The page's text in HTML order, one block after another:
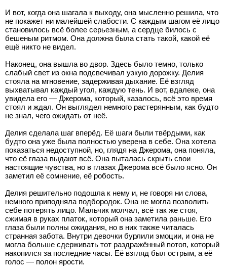
И вот, когда она шагала к выходу, она мысленно решила, что
не покажет ни малейшей слабости. С каждым шагом её лицо
становилось всё более серьезным, а сердце билось с
бешеным ритмом. Она должна была стать такой, какой её
ещё никто не видел.
Наконец, она вышла во двор. Здесь было темно, только
слабый свет из окна подсвечивал узкую дорожку. Делия
стояла на мгновение, задерживая дыхание. Её взгляд
выхватывал каждый угол, каждую тень. И вот, вдалеке, она
увидела его — Джерома, который, казалось, всё это время
стоял и ждал. Он выглядел немного растерянным, как будто
не знал, чего ожидать от неё.
Делия сделала шаг вперёд. Её шаги были твёрдыми, как
будто она уже была полностью уверена в себе. Она хотела
показаться недоступной, но, глядя на Джерома, она поняла,
что её глаза выдают всё. Она пыталась скрыть свои
настоящие чувства, но в глазах Джерома всё было ясно. Он
заметил её сомнение, её робость.
Делия решительно подошла к нему и, не говоря ни слова,
немного приподняла подбородок. Она не могла позволить
себе потерять лицо. Мальчик молчал, всё так же стоя,
сжимая в руках платок, который она заметила раньше. Его
глаза были полны ожидания, но в них также читалась
странная забота. Внутри девочки бурлили эмоции, и она не
могла больше сдерживать тот раздражённый потоп, который
накопился за последние часы. Её взгляд был острым, а её
голос — полон ярости.